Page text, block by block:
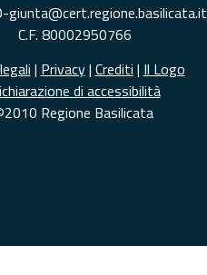
giunta@cert.regione.basilicata.it
C.F. 80002950766
| Privacy| Crediti | Il Logo
di accessibilità
Regione Basilicata